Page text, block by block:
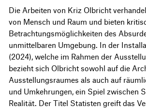
Die Arbeiten von Kriz Olbricht
von Mensch und Raum und bieten
Betrachtungsmöglichkeiten des
unmittelbaren Umgebung. In der
(2024), welche im Rahmen der
bezieht sich Olbricht sowohl auf die
Ausstellungsraumes als auch auf
und Umkehrungen, ein Spiel zwischen
Realität. Der Titel Statisten greift das